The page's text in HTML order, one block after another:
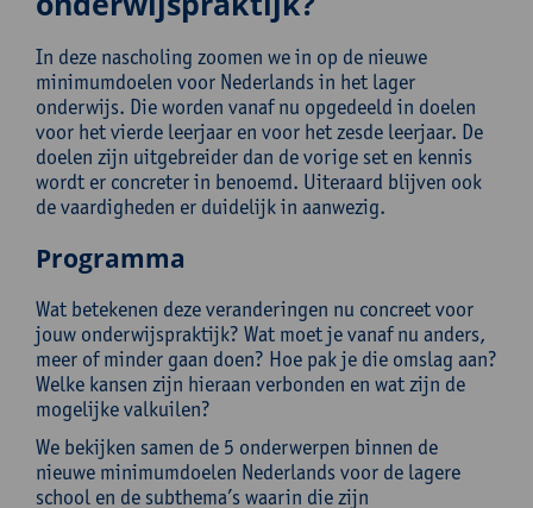
In deze nascholing zoomen we in op de nieuwe
minimumdoelen voor Nederlands in het lager
onderwijs. Die worden vanaf nu opgedeeld in doelen
voor het vierde leerjaar en voor het zesde leerjaar. De
doelen zijn uitgebreider dan de vorige set en kennis
wordt er concreter in benoemd. Uiteraard blijven ook
de vaardigheden er duidelijk in aanwezig.
Programma
Wat betekenen deze veranderingen nu concreet voor
jouw onderwijspraktijk? Wat moet je vanaf nu anders,
meer of minder gaan doen? Hoe pak je die omslag aan?
Welke kansen zijn hieraan verbonden en wat zijn de
mogelijke valkuilen?
We bekijken samen de 5 onderwerpen binnen de
nieuwe minimumdoelen Nederlands voor de lagere
school en de subthema’s waarin die zijn